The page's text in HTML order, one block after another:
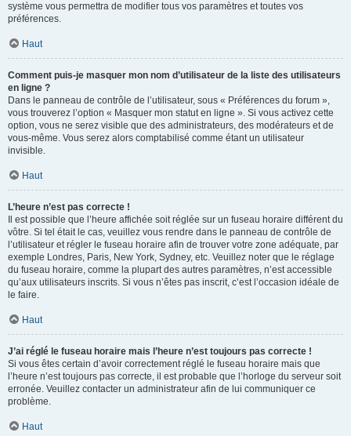
système vous permettra de modifier tous vos paramètres et toutes vos
préférences.
Haut
Comment puis-je masquer mon nom d’utilisateur de la liste des utilisateurs
en ligne ?
Dans le panneau de contrôle de l’utilisateur, sous « Préférences du forum »,
vous trouverez l’option « Masquer mon statut en ligne ». Si vous activez cette
option, vous ne serez visible que des administrateurs, des modérateurs et de
vous-même. Vous serez alors comptabilisé comme étant un utilisateur
invisible.
Haut
L’heure n’est pas correcte !
Il est possible que l’heure affichée soit réglée sur un fuseau horaire différent du
vôtre. Si tel était le cas, veuillez vous rendre dans le panneau de contrôle de
l’utilisateur et régler le fuseau horaire afin de trouver votre zone adéquate, par
exemple Londres, Paris, New York, Sydney, etc. Veuillez noter que le réglage
du fuseau horaire, comme la plupart des autres paramètres, n’est accessible
qu’aux utilisateurs inscrits. Si vous n’êtes pas inscrit, c’est l’occasion idéale de
le faire.
Haut
J’ai réglé le fuseau horaire mais l’heure n’est toujours pas correcte !
Si vous êtes certain d’avoir correctement réglé le fuseau horaire mais que
l’heure n’est toujours pas correcte, il est probable que l’horloge du serveur soit
erronée. Veuillez contacter un administrateur afin de lui communiquer ce
problème.
Haut